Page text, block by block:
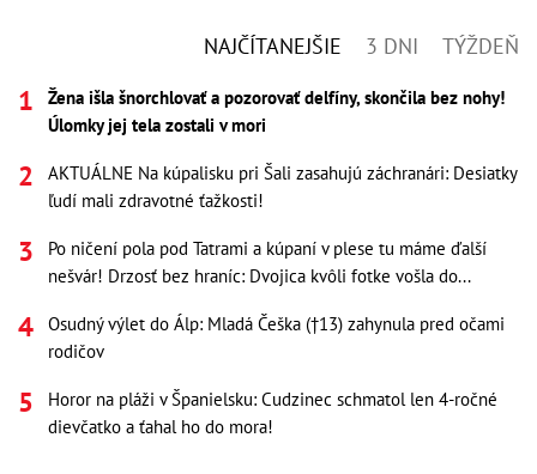
NAJČÍTANEJŠIE 3 DNI TÝŽDEŇ
Žena išla šnorchlovať a pozorovať delfíny, skončila bez nohy!
Úlomky jej tela zostali v mori
AKTUÁLNE Na kúpalisku pri Šali zasahujú záchranári: Desiatky
ľudí mali zdravotné ťažkosti!
Po ničení pola pod Tatrami a kúpaní v plese tu máme ďalší
nešvár! Drzosť bez hraníc: Dvojica kvôli fotke vošla do...
Osudný výlet do Álp: Mladá Češka (†13) zahynula pred očami
rodičov
Horor na pláži v Španielsku: Cudzinec schmatol len 4-ročné
dievčatko a ťahal ho do mora!